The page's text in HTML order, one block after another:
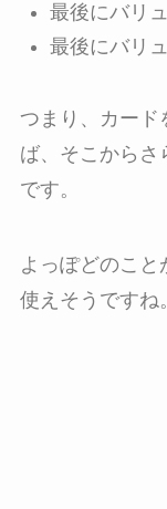
最後にバリ
最後にバリ
つまり、カード
ば、そこからさ
です。
よっぽどのこ
使えそうですね。